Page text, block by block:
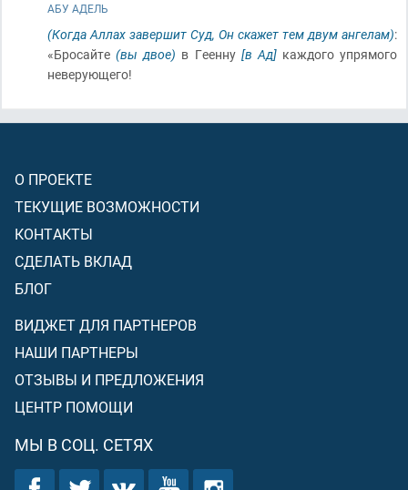
АБУ АДЕЛЬ
(Когда Аллах завершит Суд, Он скажет тем двум ангелам):
«Бросайте(вы двое) в Геенну [в Ад]каждого упрямого
неверующего!
О ПРОЕКТЕ
ТЕКУЩИЕ ВОЗМОЖНОСТИ
КОНТАКТЫ
СДЕЛАТЬ ВКЛАД
БЛОГ
ВИДЖЕТ ДЛЯ ПАРТНЕРОВ
НАШИ ПАРТНЕРЫ
ОТЗЫВЫ И ПРЕДЛОЖЕНИЯ
ЦЕНТР ПОМОЩИ
МЫ В СОЦ. СЕТЯХ